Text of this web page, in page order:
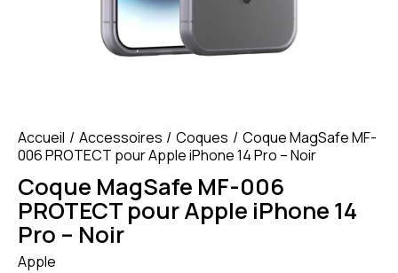
Accueil Accessoires Coques
Coque MagSafe MF-
006 PROTECT pour Apple iPhone 14 Pro – Noir
Coque MagSafe MF-006
PROTECT pour Apple iPhone 14
Pro – Noir
Apple